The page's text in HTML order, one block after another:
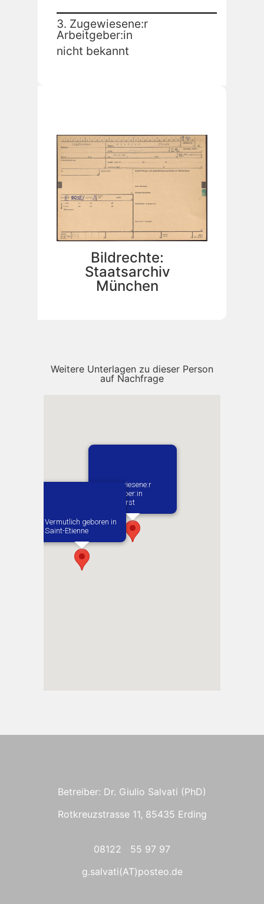
3. Zugewiesene:r
Arbeitgeber:in
nicht bekannt
Bildrechte:
Staatsarchiv
München
Weitere Unterlagen zu dieser Person
auf Nachfrage
Vermutlich geboren in
Saint-Etienne
1. Zugewiesene:r
Arbeitgeber:in​
Fliegerhorst
Betreiber: Dr. Giulio Salvati (PhD)
Rotkreuzstrasse 11, 85435 Erding
08122 55 97 97
g.salvati(AT)posteo.de